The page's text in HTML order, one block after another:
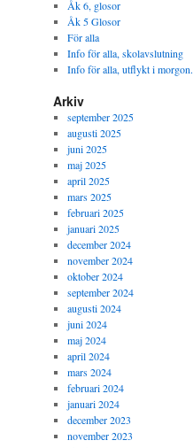
Åk 6, glosor
Åk 5 Glosor
För alla
Info för alla, skolavslutning
Info för alla, utflykt i morgon.
Arkiv
september 2025
augusti 2025
juni 2025
maj 2025
april 2025
mars 2025
februari 2025
januari 2025
december 2024
november 2024
oktober 2024
september 2024
augusti 2024
juni 2024
maj 2024
april 2024
mars 2024
februari 2024
januari 2024
december 2023
november 2023